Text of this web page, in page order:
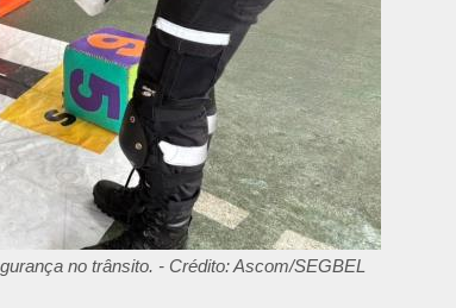
no trânsito. - Crédito: Ascom/SEGBEL